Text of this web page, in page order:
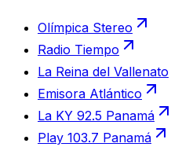
Olímpica Stereo
Radio Tiempo
La Reina del Vallenato
Emisora Atlántico
La KY 92.5 Panamá
Play 103.7 Panamá